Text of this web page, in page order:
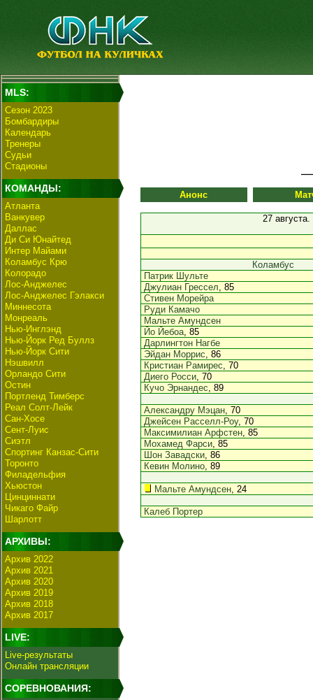
MLS:
Сезон 2023
Бомбардиры
Календарь
Тренеры
Судьи
Стадионы
КОМАНДЫ:
Атланта
Ванкувер
Даллас
Ди Си Юнайтед
Интер Майами
Коламбус Крю
Колорадо
Лос-Анджелес
Лос-Анджелес Гэлакси
Миннесота
Монреаль
Нью-Инглэнд
Нью-Йорк Ред Буллз
Нью-Йорк Сити
Нэшвилл
Орландо Сити
Остин
Портленд Тимберс
Реал Солт-Лейк
Сан-Хосе
Сент-Луис
Сиэтл
Спортинг Канзас-Сити
Торонто
Филадельфия
Хьюстон
Цинциннати
Чикаго Файр
Шарлотт
АРХИВЫ:
Архив 2022
Архив 2021
Архив 2020
Архив 2019
Архив 2018
Архив 2017
LIVE:
Live-результаты
Онлайн трансляции
СОРЕВНОВАНИЯ:
Анонс
27 августа.
Коламбус
Патрик Шульте
Джулиан Грессел, 85
Стивен Морейра
Руди Камачо
Мальте Амундсен
Йо Йебоа, 85
Дарлингтон Нагбе
Эйдан Моррис, 86
Кристиан Рамирес, 70
Диего Росси, 70
Кучо Эрнандес, 89
Александру Мэцан, 70
Джейсен Расселл-Роу, 70
Максимилиан Арфстен, 85
Мохамед Фарси, 85
Шон Завадски, 86
Кевин Молино, 89
Мальте Амундсен, 24
Калеб Портер